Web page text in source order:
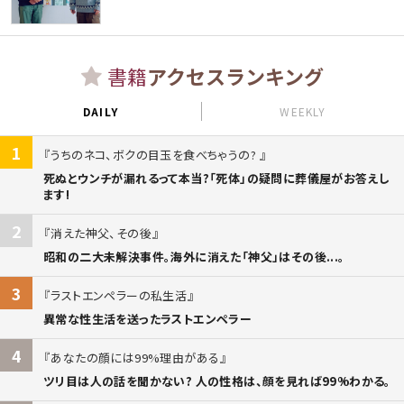
書籍アクセスランキング
DAILY WEEKLY
1
うちのネコ、ボクの目玉を食べちゃうの?
死ぬとウンチが漏れるって本当?「死体」の疑問に葬儀屋がお答えし
ます!
2
消えた神父、その後
昭和の二大未解決事件。海外に消えた「神父」はその後...。
3
ラストエンペラーの私生活
異常な性生活を送ったラストエンペラー
4
あなたの顔には99%理由がある
ツリ目は人の話を聞かない? 人の性格は、顔を見れば99%わかる。